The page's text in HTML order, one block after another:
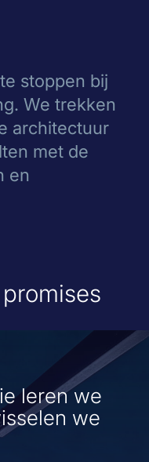
stoppen bij
We trekken
architectuur
met de
en
leren we
we